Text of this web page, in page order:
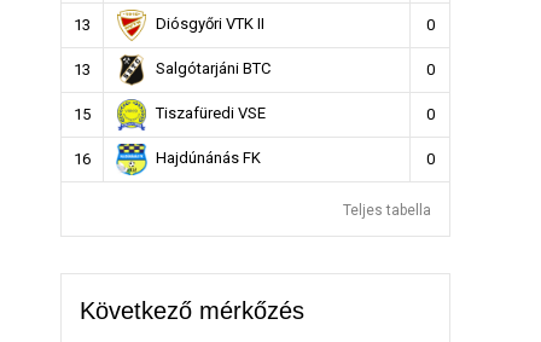
13 Diósgyőri VTK II 0
13 Salgótarjáni BTC 0
15 Tiszafüredi VSE 0
16 Hajdúnánás FK 0
Teljes tabella
Következő mérkőzés